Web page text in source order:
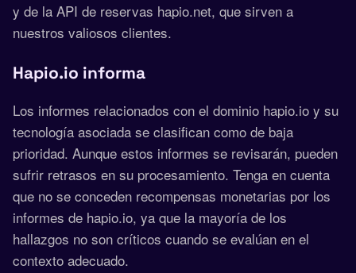
y de la API de reservas hapio.net, que sirven a
nuestros valiosos clientes.
Hapio.io informa
Los informes relacionados con el dominio hapio.io y su
tecnología asociada se clasifican como de baja
prioridad. Aunque estos informes se revisarán, pueden
sufrir retrasos en su procesamiento. Tenga en cuenta
que no se conceden recompensas monetarias por los
informes de hapio.io, ya que la mayoría de los
hallazgos no son críticos cuando se evalúan en el
contexto adecuado.